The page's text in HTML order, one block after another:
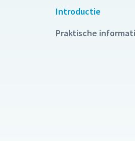
Introductie
Praktische